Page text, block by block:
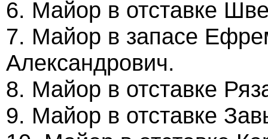
6. Майор в отставке
7. Майор в запасе
Александрович.
8. Майор в отставке
9. Майор в отставке